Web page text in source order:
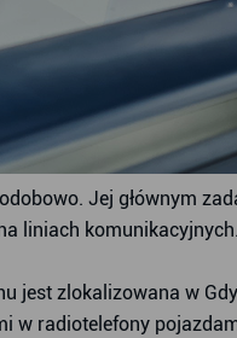
Jej głównym
liniach komunikacyjnych.
jest zlokalizowana w
w radiotelefony